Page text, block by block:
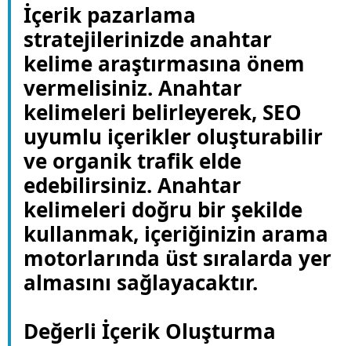
İçerik pazarlama
stratejilerinizde anahtar
kelime araştırmasına önem
vermelisiniz. Anahtar
kelimeleri belirleyerek, SEO
uyumlu içerikler oluşturabilir
ve organik trafik elde
edebilirsiniz. Anahtar
kelimeleri doğru bir şekilde
kullanmak, içeriğinizin arama
motorlarında üst sıralarda yer
almasını sağlayacaktır.
Değerli İçerik Oluşturma